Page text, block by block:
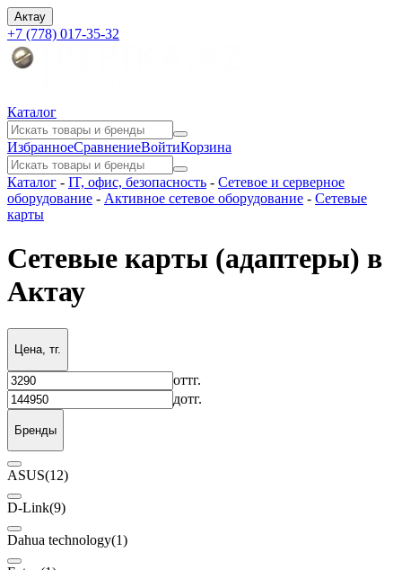
Актау
+7 (778) 017-35-32
Каталог
ИзбранноеСравнениеВойтиКорзина
Каталог - IT, офис, безопасность - Сетевое и серверное
оборудование - Активное сетевое оборудование - Сетевые
карты
Сетевые карты (адаптеры) в
Актау
Цена, тг.
оттг.
дотг.
Бренды
ASUS(12)
D-Link(9)
Dahua technology(1)